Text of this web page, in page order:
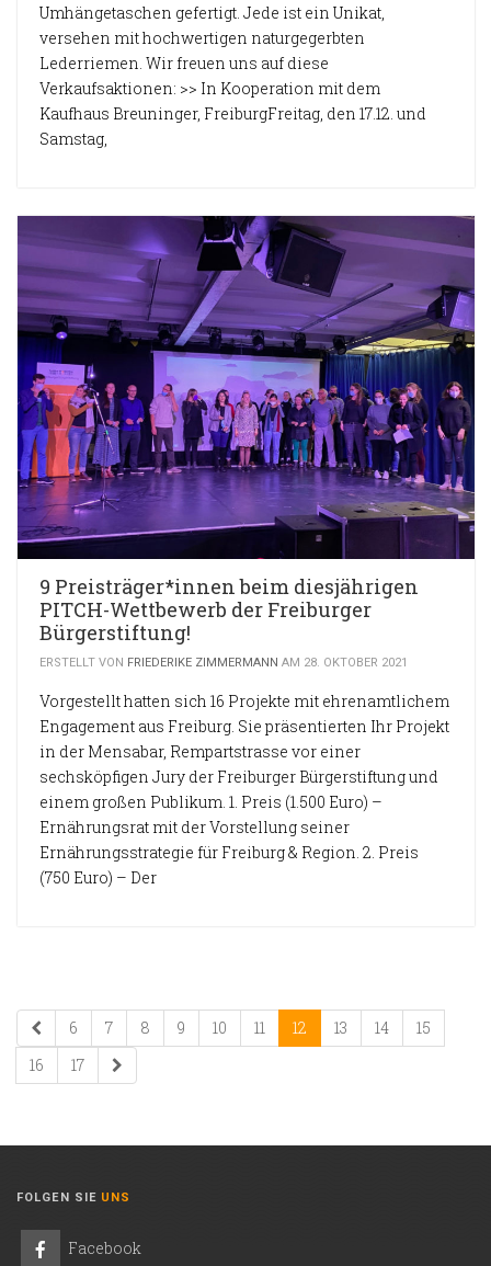
Umhängetaschen gefertigt. Jede ist ein Unikat,
versehen mit hochwertigen naturgegerbten
Lederriemen. Wir freuen uns auf diese
Verkaufsaktionen: >> In Kooperation mit dem
Kaufhaus Breuninger, FreiburgFreitag, den 17.12. und
Samstag,
9 Preisträger*innen beim diesjährigen
PITCH-Wettbewerb der Freiburger
Bürgerstiftung!
ERSTELLT VON FRIEDERIKE ZIMMERMANN AM 28. OKTOBER 2021
Vorgestellt hatten sich 16 Projekte mit ehrenamtlichem
Engagement aus Freiburg. Sie präsentierten Ihr Projekt
in der Mensabar, Rempartstrasse vor einer
sechsköpfigen Jury der Freiburger Bürgerstiftung und
einem großen Publikum. 1. Preis (1.500 Euro) –
Ernährungsrat mit der Vorstellung seiner
Ernährungsstrategie für Freiburg & Region. 2. Preis
(750 Euro) – Der
6 7 8 9 10 11 12 13 14
15
16
17
FOLGEN SIE UNS
Facebook